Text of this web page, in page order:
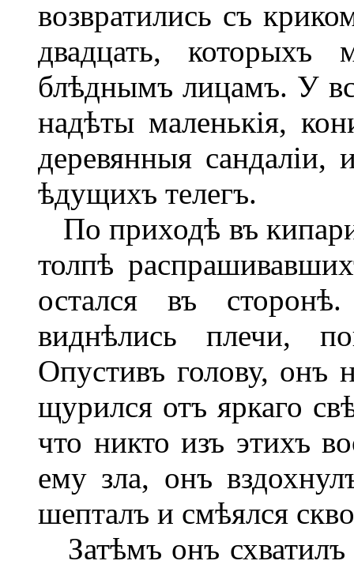
возвратились съ
двадцать,
блѣднымъ лицамъ. У
надѣты маленькія,
деревянныя
ѣдущихъ телегъ.
По приходѣ въ
толпѣ
остался въ
виднѣлись плечи,
Опустивъ голову, онъ
щурился отъ яркаго
что никто изъ этихъ
ему зла, онъ
шепталъ и смѣялся
Затѣмъ онъ схватилъ